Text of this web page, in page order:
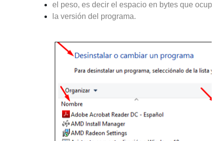
el peso, es decir el espacio en bytes que
la versión del programa.